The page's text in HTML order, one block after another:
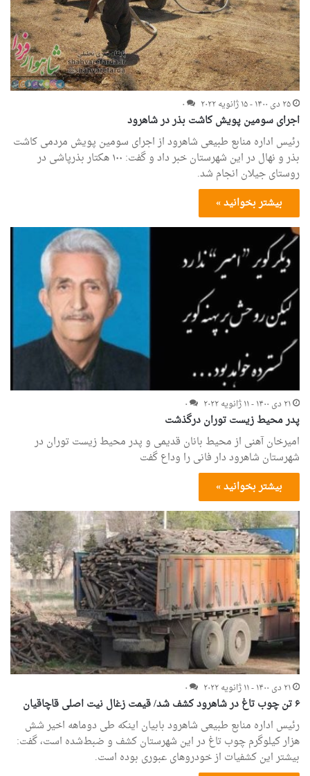
۲۵ دی ۱۴۰۰ - ۱۵ ژانویه ۲۰۲۲ ۰
اجرای سومین پویش کاشت بذر در شاهرود
رئیس اداره منابع طبیعی شاهرود از اجرای سومین پویش مردمی کاشت
بذر و نهال در این شهرستان خبر داد و گفت: ۱۰۰ هکتار بذرپاشی در
روستای جیلان انجام شد.
بیشتر بخوانید »
۲۱ دی ۱۴۰۰ - ۱۱ ژانویه ۲۰۲۲ ۰
پدر محیط زیست توران درگذشت
امیرخان آهنی از محیط بانان قدیمی و پدر محیط زیست توران در
شهرستان شاهرود دار فانی را وداع گفت
بیشتر بخوانید »
۲۱ دی ۱۴۰۰ - ۱۱ ژانویه ۲۰۲۲ ۰
۶ تن چوب تاغ در شاهرود کشف شد/ قیمت زغال نیت اصلی قاچاقیان
رئیس اداره منابع طبیعی شاهرود بابیان اینکه طی دوماهه اخیر شش
هزار کیلوگرم چوب تاغ در این شهرستان کشف و ضبط‌شده است، گفت:
بیشتر این کشفیات از خودروهای عبوری بوده است.